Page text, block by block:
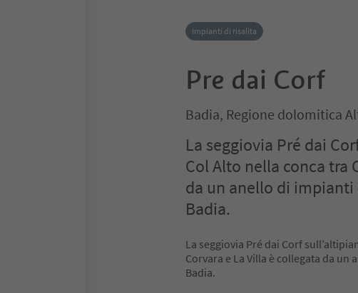
Impianti di risalita
Pre dai Corf
Badia, Regione dolomitica
La seggiovia Pré dai
Col Alto nella conca tra
da un anello di impianti
Badia.
La seggiovia Pré dai Corf
Corvara e La Villa è collegata da
Badia.